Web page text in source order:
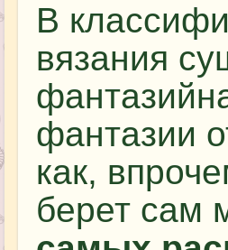
В
вязания
фантазии
как,
берет сам